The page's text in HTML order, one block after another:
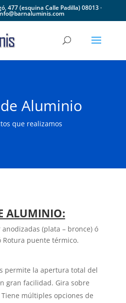
477 (esquina Calle Padilla) 08013 ·
Aluminio
que realizamos
ALUMINIO:
(plata – bronce) ó
Rotura puente térmico.
permite la apertura total del
gran facilidad. Gira sobre
múltiples opciones de